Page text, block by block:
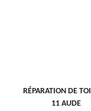
RÉPARATION DE
11 AUDE